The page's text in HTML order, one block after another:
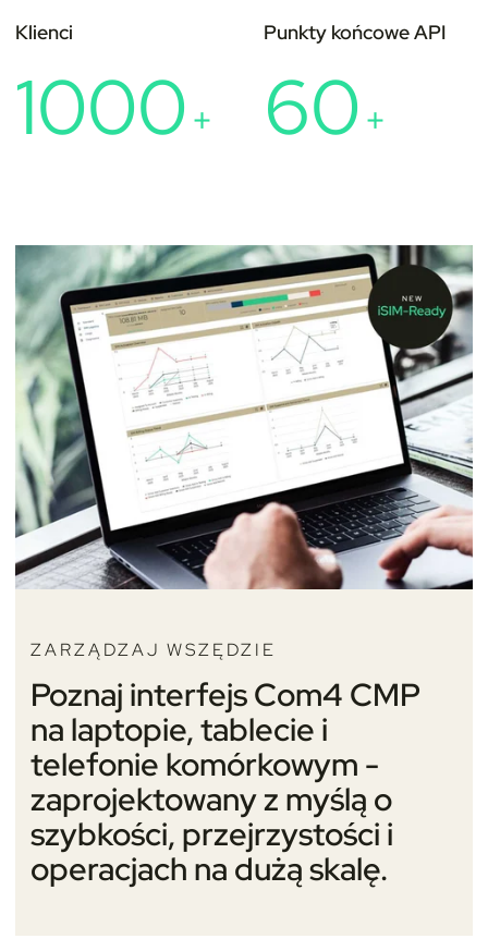
Klienci
1000+
Punkty końcowe API
60+
ZARZĄDZAJ WSZĘDZIE
Poznaj interfejs Com4 CMP
na laptopie, tablecie i
telefonie komórkowym -
zaprojektowany z myślą o
szybkości, przejrzystości i
operacjach na dużą skalę.